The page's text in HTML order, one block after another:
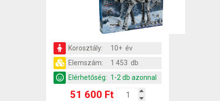
Korosztály:
10+ év
Elemszám:
1 453 db
Elérhetőség: 1-2 db azonnal
51 600 Ft